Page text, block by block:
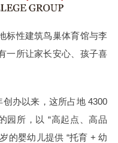
标性建筑鸟巢体育馆与李
一所让家长安心、孩子喜
办以来，这所占地 4300
园所，以 “高起点、高品
的婴幼儿提供 “托育 + 幼